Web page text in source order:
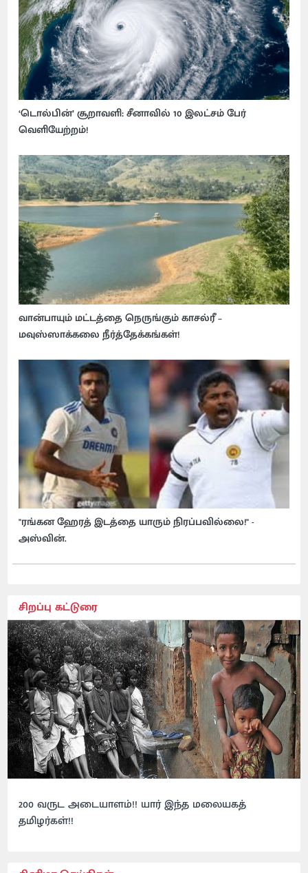
‘டொல்பின்’ சூறாவளி: சீனாவில் 10 இலட்சம் பேர்
வெளியேற்றம்!
வான்பாயும் மட்டத்தை நெருங்கும் காசல்ரீ –
மவுஸ்ஸாக்கலை நீர்த்தேக்கங்கள்!
"ரங்கன ஹேரத் இடத்தை யாரும் நிரப்பவில்லை!" -
அஸ்வின்.
சிறப்பு கட்டுரை
200 வருட அடையாளம்!! யார் இந்த மலையகத்
தமிழர்கள்!!